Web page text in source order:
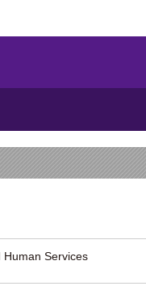
Human Services